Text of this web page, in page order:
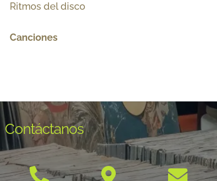
Ritmos del disco
Canciones
Contáctanos